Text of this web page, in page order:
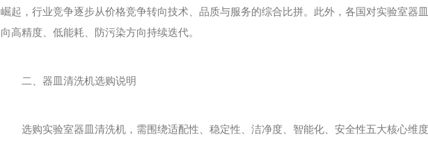
崛起，行业竞争逐步从价格竞争转向技术、品质与服务的综合比拼。此外，各国对实验室器
向高精度、低能耗、防污染方向持续迭代。
二、器皿清洗机选购说明
选购实验室器皿清洗机，需围绕适配性、稳定性、洁净度、智能化、安全性五大核心维度